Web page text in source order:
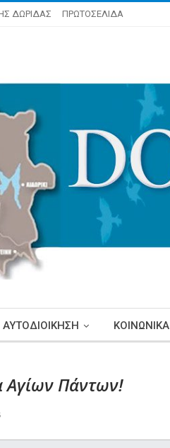
ΔΩΡΙΔΑΣ ΠΡΩΤΟΣΕΛΙΔΑ
ΑΥΤΟΔΙΟΙΚΗΣΗ ΚΟΙΝΩΝΙΚΑ
Αγίων Πάντων!